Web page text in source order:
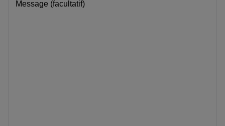
Message (facultatif)